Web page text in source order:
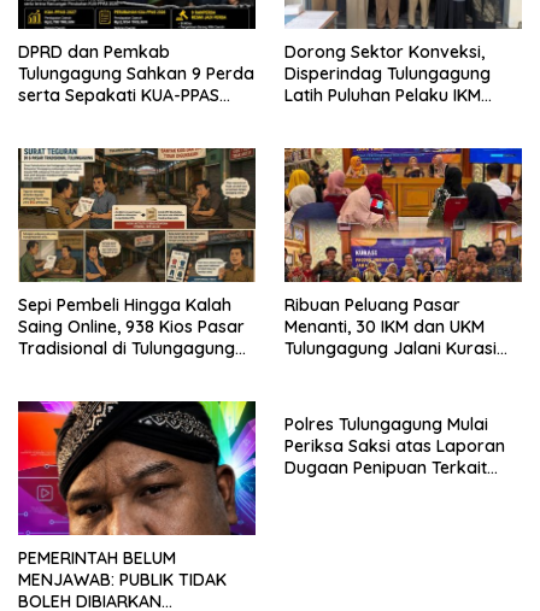
DPRD dan Pemkab
Tulungagung Sahkan 9 Perda
serta Sepakati KUA-PPAS
Dorong Sektor Konveksi,
Disperindag Tulungagung
Latih Puluhan Pelaku IKM
Sepi Pembeli Hingga Kalah
Saing Online, 938 Kios Pasar
Tradisional di Tulungagung
Ribuan Peluang Pasar
Menanti, 30 IKM dan UKM
Tulungagung Jalani Kurasi
PEMERINTAH BELUM
MENJAWAB: PUBLIK TIDAK
BOLEH DIBIARKAN
Polres Tulungagung Mulai
Periksa Saksi atas Laporan
Dugaan Penipuan Terkait